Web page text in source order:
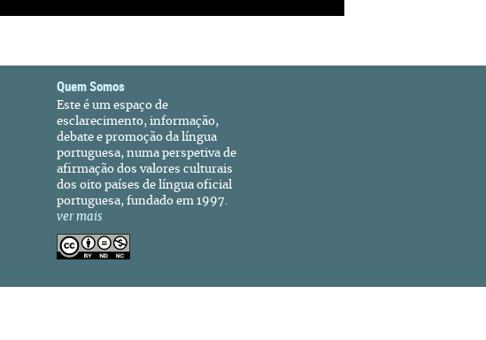
Quem Somos
Este é um espaço de
esclarecimento, informação,
debate e promoção da língua
portuguesa, numa perspetiva de
afirmação dos valores culturais
dos oito países de língua oficial
portuguesa, fundado em 1997.
ver mais